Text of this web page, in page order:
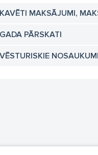
KAVĒTI MAKSĀJUMI,
GADA PĀRSKATI
VĒSTURISKIE